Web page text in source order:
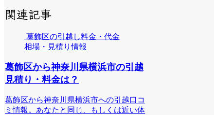
関連記事
葛飾区の引越し料金・代金
相場・見積り情報
葛飾区から神奈川県横浜市の引越
見積り・料金は？
葛飾区から神奈川県横浜市への引越口コ
ミ情報。あなたと同じ、もしくは近い体